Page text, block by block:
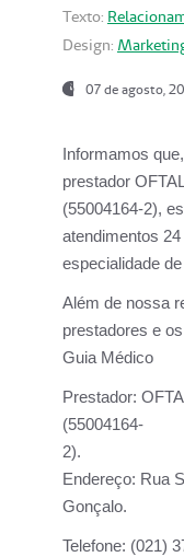
Texto:
Design:
07 de agosto,
Informamos
prestador
(55004164-2),
atendimentos 24
especialidade
Além de nossa
prestadores e
Guia Médico
Prestador:
(55004164-
Endereço: Rua
Gonçalo.
Telefone: (021)